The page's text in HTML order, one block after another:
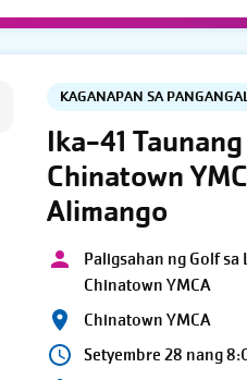
KAGANAPAN SA
Ika-41
Chinatown
Alimango
Paligsahan ng Golf sa
Chinatown YMCA
Chinatown YMCA
Setyembre 28 nang